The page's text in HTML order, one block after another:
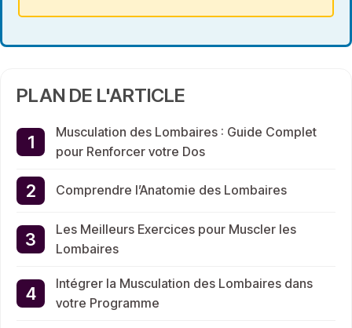
PLAN DE L'ARTICLE
Musculation des Lombaires : Guide Complet
pour Renforcer votre Dos
Comprendre l’Anatomie des Lombaires
Les Meilleurs Exercices pour Muscler les
Lombaires
Intégrer la Musculation des Lombaires dans
votre Programme